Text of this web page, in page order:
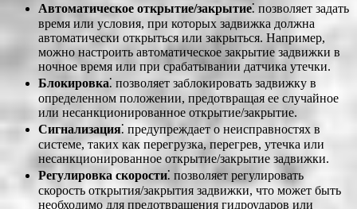
Автоматическое открытие/закрытие⁚ позволяет задать
время или условия, при которых задвижка должна
автоматически открыться или закрыться. Например,
можно настроить автоматическое закрытие задвижки в
ночное время или при срабатывании датчика утечки.
Блокировка⁚ позволяет заблокировать задвижку в
определенном положении, предотвращая ее случайное
или несанкционированное открытие/закрытие.
Сигнализация⁚ предупреждает о неисправностях в
системе, таких как перегрузка, перегрев, утечка или
несанкционированное открытие/закрытие задвижки.
Регулировка скорости⁚ позволяет регулировать
скорость открытия/закрытия задвижки, что может быть
необходимо для предотвращения гидроударов или